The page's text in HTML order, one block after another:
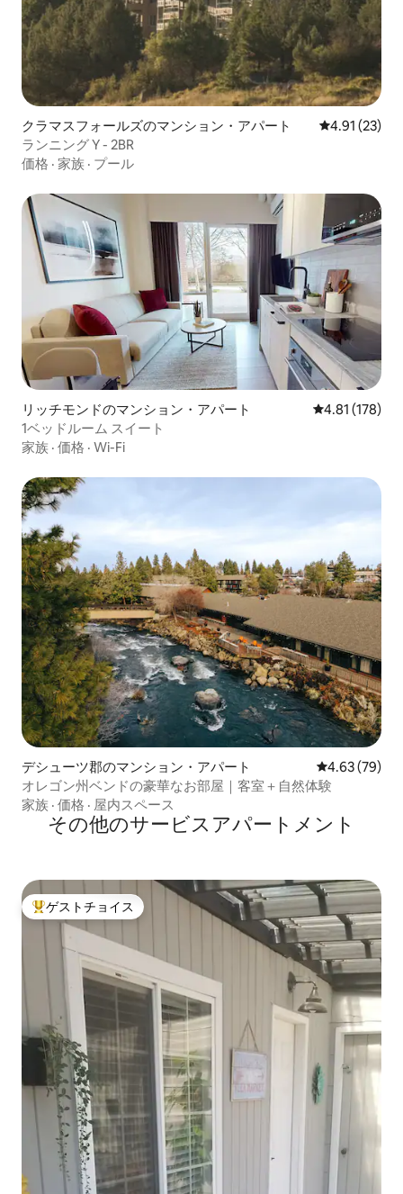
クラマスフォールズのマンション・アパート レビュー23
4.91 (23)
ランニング Y - 2BR
価格 · 家族 · プール
リッチモンドのマンション・アパート レビュー178
4.81 (178)
1ベッドルーム スイート
家族 · 価格 · Wi-Fi
デシューツ郡のマンション・アパート レビュー79
4.63 (79)
オレゴン州ベンドの豪華なお部屋｜客室＋自然体験
家族 · 価格 · 屋内スペース
その他のサービスアパートメント
大好評のゲストチョイスです。
ゲストチョイス